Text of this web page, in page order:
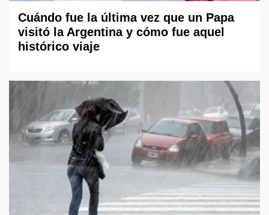
Cuándo fue la última vez que un Papa
visitó la Argentina y cómo fue aquel
histórico viaje